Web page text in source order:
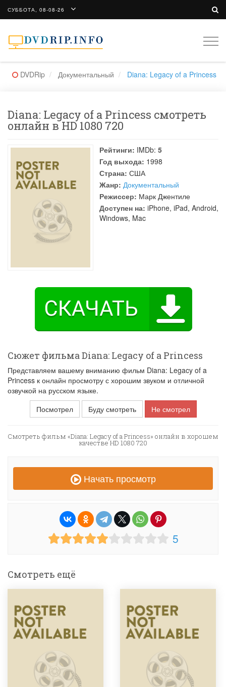
СУББОТА, 08-08-26
DVDRip Документальный Diana: Legacy of a Princess
Diana: Legacy of a Princess смотреть
онлайн в HD 1080 720
Рейтинги: IMDb: 5
Год выхода: 1998
Страна: США
Жанр: Документальный
Режиссер: Марк Джентиле
Доступен на: iPhone, iPad, Android,
Windows, Mac
Сюжет фильма Diana: Legacy of a Princess
Представляем вашему вниманию фильм Diana: Legacy of a
Princess к онлайн просмотру с хорошим звуком и отличной
озвучкой на русском языке.
Посмотрел
Буду смотреть Не смотрел
Смотреть фильм «Diana: Legacy of a Princess» онлайн в хорошем
качестве HD 1080 720
Начать просмотр
5
Смотреть ещё